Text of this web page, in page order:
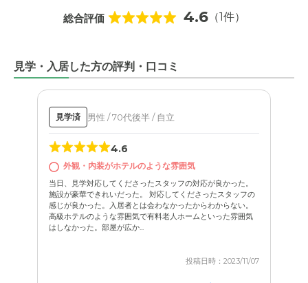
総合評価 4.6（1件）
見学・入居した方の評判・口コミ
見学済 男性 / 70代後半 / 自立
4.6
外観・内装がホテルのような雰囲気
当日、見学対応してくださったスタッフの対応が良かった。
施設が豪華できれいだった。 対応してくださったスタッフの
感じが良かった。入居者とは会わなかったからわからない。
高級ホテルのような雰囲気で有料老人ホームといった雰囲気
はしなかった。部屋が広か...
投稿日時：2023/11/07